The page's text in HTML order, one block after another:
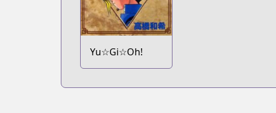
Yu☆Gi☆Oh!